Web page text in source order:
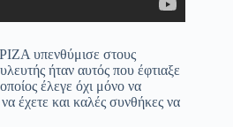
υπενθύμισε στους
ήταν αυτός που έφτιαξε
έλεγε όχι μόνο να
έχετε και καλές συνθήκες να